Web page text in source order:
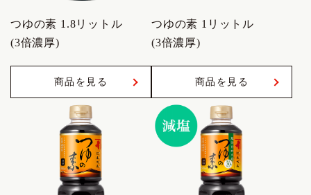
つゆの素 1.8リットル
(3倍濃厚)
商品を見る
つゆの素 1リットル
(3倍濃厚)
商品を見る